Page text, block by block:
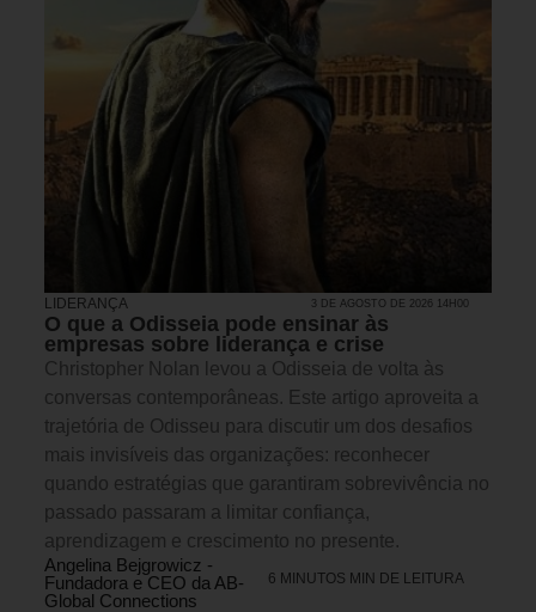
LIDERANÇA 3 DE AGOSTO DE 2026 14H00
O que a Odisseia pode ensinar às
empresas sobre liderança e crise
Christopher Nolan levou a Odisseia de volta às
conversas contemporâneas. Este artigo aproveita a
trajetória de Odisseu para discutir um dos desafios
mais invisíveis das organizações: reconhecer
quando estratégias que garantiram sobrevivência no
passado passaram a limitar confiança,
aprendizagem e crescimento no presente.
Angelina Bejgrowicz -
Fundadora e CEO da AB-
Global Connections
6 MINUTOS MIN DE LEITURA